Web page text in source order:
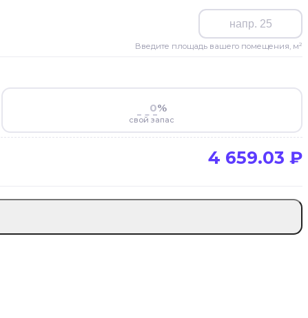
Введите площадь вашего помещения, м²
%
свой запас
4 659.03 ₽